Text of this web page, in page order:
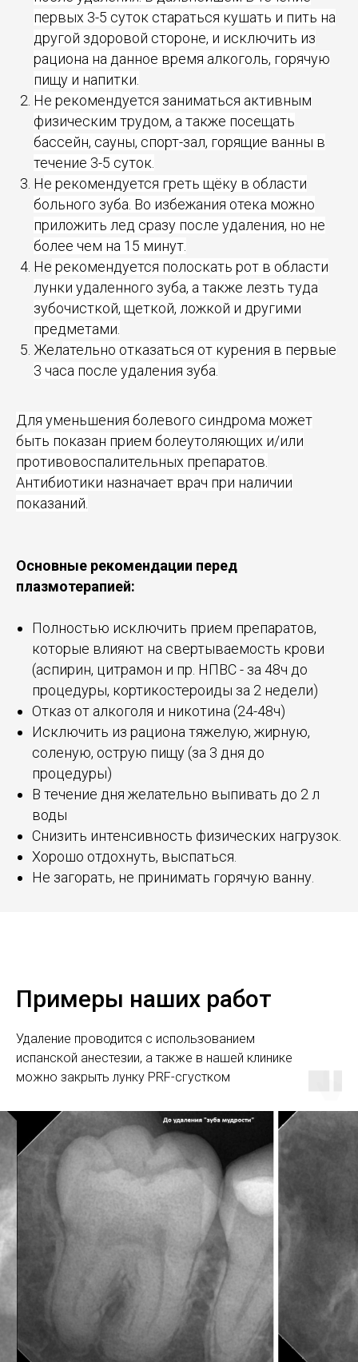
первых 3-5 суток стараться кушать и пить на
другой здоровой стороне, и исключить из
рациона на данное время алкоголь, горячую
пищу и напитки.
Не рекомендуется заниматься активным
физическим трудом, а также посещать
бассейн, сауны, спорт-зал, горящие ванны в
течение 3-5 суток.
Не рекомендуется греть щёку в области
больного зуба. Во избежания отека можно
приложить лед сразу после удаления, но не
более чем на 15 минут.
Не рекомендуется полоскать рот в области
лунки удаленного зуба, а также лезть туда
зубочисткой, щеткой, ложкой и другими
предметами.
Желательно отказаться от курения в первые
3 часа после удаления зуба.
Для уменьшения болевого синдрома может
быть показан прием болеутоляющих и/или
противовоспалительных препаратов.
Антибиотики назначает врач при наличии
показаний.
Основные рекомендации перед
плазмотерапией:
Полностью исключить прием препаратов,
которые влияют на свертываемость крови
(аспирин, цитрамон и пр. НПВС - за 48ч до
процедуры, кортикостероиды за 2 недели)
Отказ от алкоголя и никотина (24-48ч)
Исключить из рациона тяжелую, жирную,
соленую, острую пищу (за 3 дня до
процедуры)
В течение дня желательно выпивать до 2 л
воды
Снизить интенсивность физических нагрузок.
Хорошо отдохнуть, выспаться.
Не загорать, не принимать горячую ванну.
Примеры наших работ
Удаление проводится с использованием
испанской анестезии, а также в нашей клинике
можно закрыть лунку PRF-сгустком